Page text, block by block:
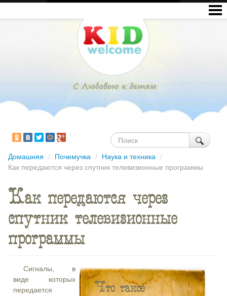
Домашняя / Почемучка / Наука и техника
/
Как передаются через спутник телевизионные программы
Как передаются через
спутник телевизионные
программы
Что такое
Сигналы, в
виде которых
передается